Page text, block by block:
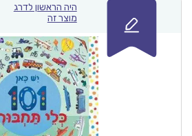
היה הראשון לדרג
מוצר זה